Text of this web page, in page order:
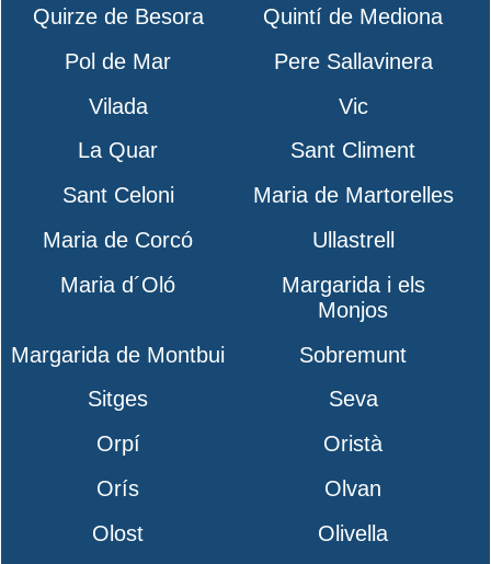
Quirze de Besora
Quintí de Mediona
Pol de Mar
Pere Sallavinera
Vilada
Vic
La Quar
Sant Climent
Sant Celoni
Maria de Martorelles
Maria de Corcó
Ullastrell
Maria d´Oló
Margarida i els
Monjos
Margarida de Montbui
Sobremunt
Sitges
Seva
Orpí
Oristà
Orís
Olvan
Olost
Olivella